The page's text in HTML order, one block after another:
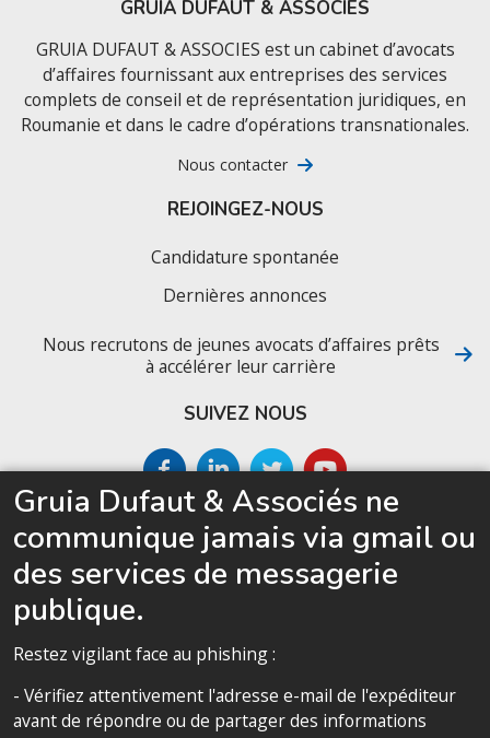
GRUIA DUFAUT & ASSOCIES
GRUIA DUFAUT & ASSOCIES est un cabinet d’avocats
d’affaires fournissant aux entreprises des services
complets de conseil et de représentation juridiques, en
Roumanie et dans le cadre d’opérations transnationales.
Nous contacter
SITEMAP
Politique de confidentialité
REJOINGEZ-NOUS
Candidature spontanée
Dernières annonces
Nous recrutons de jeunes avocats d’affaires prêts
à accélérer leur carrière
SUIVEZ NOUS
Gruia Dufaut & Associés ne
communique jamais via gmail ou
des services de messagerie
publique.
Restez vigilant face au phishing :
- Vérifiez attentivement l'adresse e-mail de l'expéditeur
avant de répondre ou de partager des informations